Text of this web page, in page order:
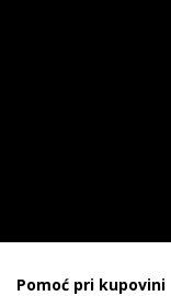
Pomoć pri kupovini